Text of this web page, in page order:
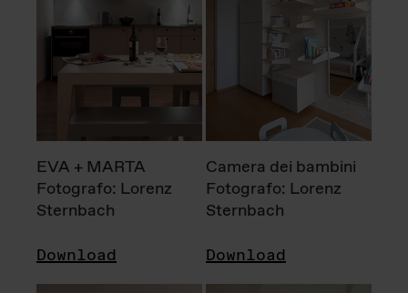
EVA + MARTA
Fotografo: Lorenz
Sternbach
Download
Camera dei bambini
Fotografo: Lorenz
Sternbach
Download